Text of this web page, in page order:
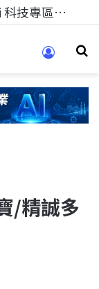
科技人的經驗傳承地！在 Pei Pei 科技專區，與學弟妹交流最硬核的技術
/精誠多